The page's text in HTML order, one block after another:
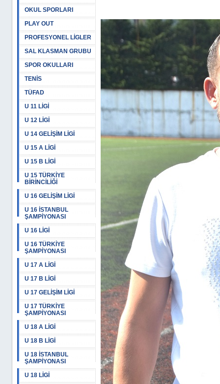
OKUL SPORLARI
PLAY OUT
PROFESYONEL LİGLER
SAL KLASMAN GRUBU
SPOR OKULLARI
TENİS
TÜFAD
U 11 LİGİ
U 12 LİGİ
U 14 GELİŞİM LİGİ
U 15 A LİGİ
U 15 B LİGİ
U 15 TÜRKİYE
BİRİNCİLİĞİ
U 16 GELİŞİM LİGİ
U 16 İSTANBUL
ŞAMPİYONASI
U 16 LİGİ
U 16 TÜRKİYE
ŞAMPİYONASI
U 17 A LİGİ
U 17 B LİGİ
U 17 GELİŞİM LİGİ
U 17 TÜRKİYE
ŞAMPİYONASI
U 18 A LİGİ
U 18 B LİGİ
U 18 İSTANBUL
ŞAMPİYONASI
U 18 LİGİ